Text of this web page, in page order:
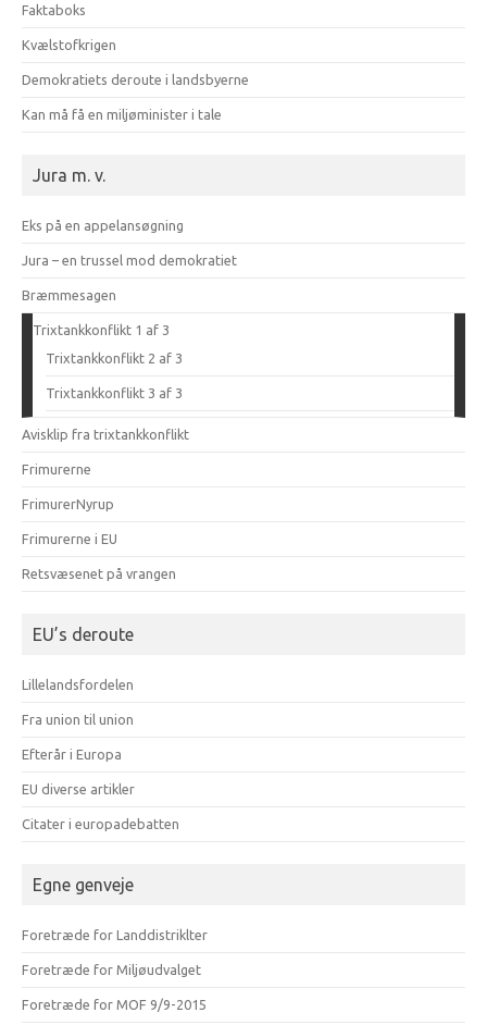
Faktaboks
Kvælstofkrigen
Demokratiets deroute i landsbyerne
Kan må få en miljøminister i tale
Jura m. v.
Eks på en appelansøgning
Jura – en trussel mod demokratiet
Bræmmesagen
Trixtankkonflikt 1 af 3
Trixtankkonflikt 2 af 3
Trixtankkonflikt 3 af 3
Avisklip fra trixtankkonflikt
Frimurerne
FrimurerNyrup
Frimurerne i EU
Retsvæsenet på vrangen
EU’s deroute
Lillelandsfordelen
Fra union til union
Efterår i Europa
EU diverse artikler
Citater i europadebatten
Egne genveje
Foretræde for Landdistriklter
Foretræde for Miljøudvalget
Foretræde for MOF 9/9-2015